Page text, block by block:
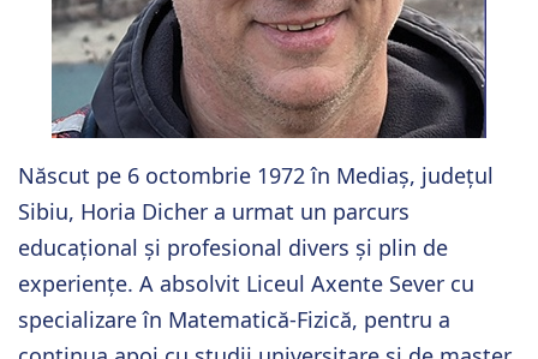
Născut pe 6 octombrie 1972 în Mediaș, județul
Sibiu, Horia Dicher a urmat un parcurs
educațional și profesional divers și plin de
experiențe. A absolvit Liceul Axente Sever cu
specializare în Matematică-Fizică, pentru a